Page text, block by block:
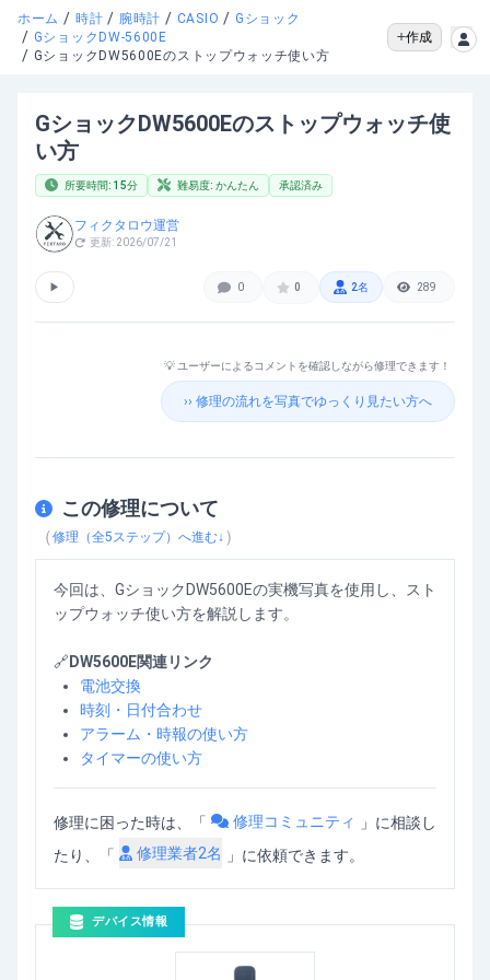
ホーム / 時計 / 腕時計 / CASIO / Gショック
/ GショックDW-5600E
/ GショックDW5600Eのストップウォッチ使い方
作成
GショックDW5600Eのストップウォッチ使
い方
所要時間: 15分 難易度: かんたん 承認済み
フィクタロウ運営
更新: 2026/07/21
▶ 0 0 2名 289
💡 ユーザーによるコメントを確認しながら修理できます！
›› 修理の流れを写真でゆっくり見たい方へ
この修理について
（修理（全5 ステップ）へ進む↓ ）
今回は、GショックDW5600Eの実機写真を使用し、スト
ップウォッチ使い方を解説します。
🔗DW5600E関連リンク
電池交換
時刻・日付合わせ
アラーム・時報の使い方
タイマーの使い方
修理に困った時は、「 修理コミュニティ 」 に相談し
たり、「
修理業者2名 」に依頼できます。
デバイス情報